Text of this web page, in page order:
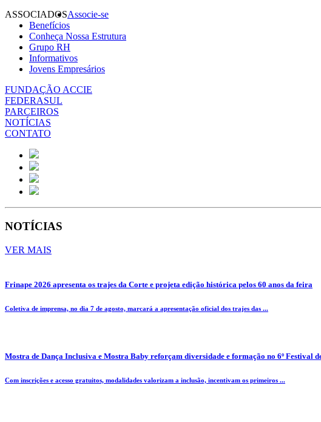
ASSOCIADOSAssocie-se
Benefícios
Conheça Nossa Estrutura
Grupo RH
Informativos
Jovens Empresários
FUNDAÇÃO ACCIE
FEDERASUL
PARCEIROS
NOTÍCIAS
CONTATO
NOTÍCIAS
VER MAIS
Frinape 2026 apresenta os trajes da Corte e projeta edição histórica pelos 60 anos da feira
Coletiva de imprensa, no dia 7 de agosto, marcará a apresentação oficial dos trajes das ...
Mostra de Dança Inclusiva e Mostra Baby reforçam diversidade e formação no 6º Festival
Com inscrições e acesso gratuitos, modalidades valorizam a inclusão, incentivam os primeiros ...